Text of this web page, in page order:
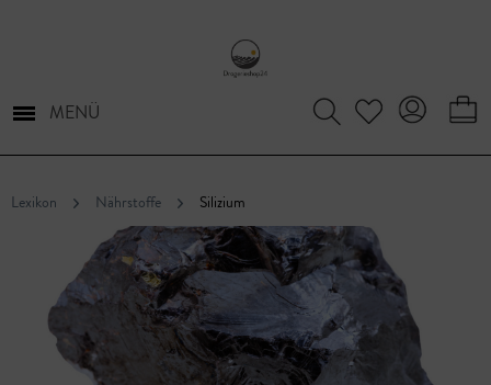
MENÜ
Lexikon Nährstoffe Silizium